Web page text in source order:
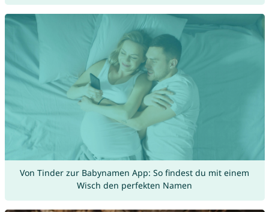
Von Tinder zur Babynamen App: So findest du mit einem
Wisch den perfekten Namen